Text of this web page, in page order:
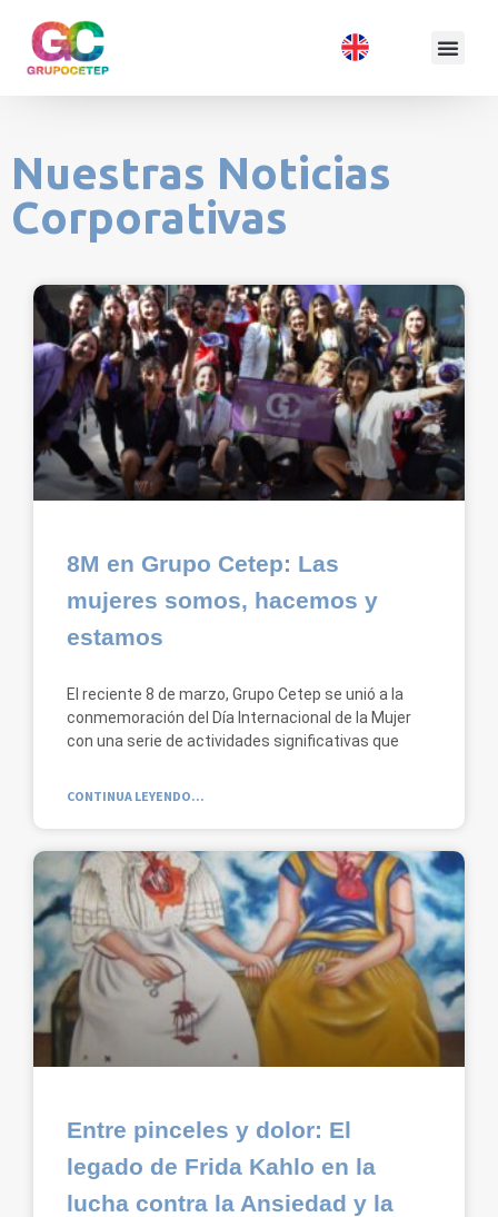
Nuestras Noticias
Corporativas
8M en Grupo Cetep: Las
mujeres somos, hacemos y
estamos
El reciente 8 de marzo, Grupo Cetep se unió a la
conmemoración del Día Internacional de la Mujer
con una serie de actividades significativas que
CONTINUA LEYENDO...
Entre pinceles y dolor: El
legado de Frida Kahlo en la
lucha contra la Ansiedad y la